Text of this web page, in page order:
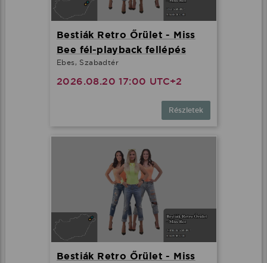
Bestiák Retro Őrület - Miss
Bee fél-playback fellépés
Ebes, Szabadtér
2026.08.20 17:00 UTC+2
Részletek
Bestiák Retro Őrület - Miss